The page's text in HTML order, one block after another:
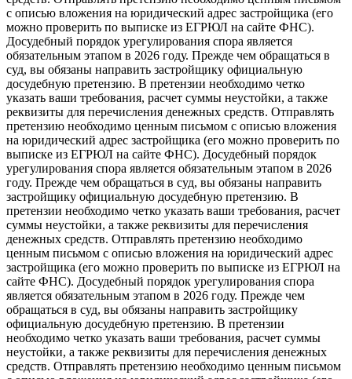
с описью вложения на юридический адрес застройщика (его
можно проверить по выписке из ЕГРЮЛ на сайте ФНС).
Досудебный порядок урегулирования спора является
обязательным этапом в 2026 году. Прежде чем обращаться в
суд, вы обязаны направить застройщику официальную
досудебную претензию. В претензии необходимо четко
указать ваши требования, расчет суммы неустойки, а также
реквизиты для перечисления денежных средств. Отправлять
претензию необходимо ценным письмом с описью вложения
на юридический адрес застройщика (его можно проверить по
выписке из ЕГРЮЛ на сайте ФНС). Досудебный порядок
урегулирования спора является обязательным этапом в 2026
году. Прежде чем обращаться в суд, вы обязаны направить
застройщику официальную досудебную претензию. В
претензии необходимо четко указать ваши требования, расчет
суммы неустойки, а также реквизиты для перечисления
денежных средств. Отправлять претензию необходимо
ценным письмом с описью вложения на юридический адрес
застройщика (его можно проверить по выписке из ЕГРЮЛ на
сайте ФНС). Досудебный порядок урегулирования спора
является обязательным этапом в 2026 году. Прежде чем
обращаться в суд, вы обязаны направить застройщику
официальную досудебную претензию. В претензии
необходимо четко указать ваши требования, расчет суммы
неустойки, а также реквизиты для перечисления денежных
средств. Отправлять претензию необходимо ценным письмом